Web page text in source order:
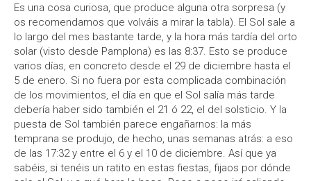
Es una cosa curiosa, que produce alguna otra sorpresa (y
os recomendamos que volváis a mirar la tabla). El Sol sale a
lo largo del mes bastante tarde, y la hora más tardía del orto
solar (visto desde Pamplona) es las 8:37. Esto se produce
varios días, en concreto desde el 29 de diciembre hasta el
5 de enero. Si no fuera por esta complicada combinación
de los movimientos, el día en que el Sol salía más tarde
debería haber sido también el 21 ó 22, el del solsticio. Y la
puesta de Sol también parece engañarnos: la más
temprana se produjo, de hecho, unas semanas atrás: a eso
de las 17:32 y entre el 6 y el 10 de diciembre. Así que ya
sabéis, si tenéis un ratito en estas fiestas, fijaos por dónde